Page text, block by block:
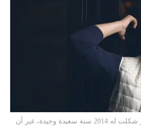
المطرب الشاب حاتم عمور شكلت له 2014 سنة سعيدة وجيدة، غير أن